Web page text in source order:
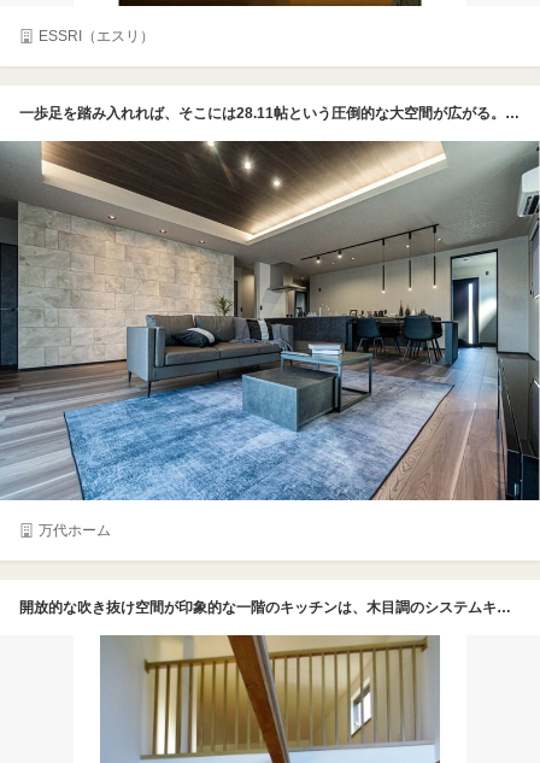
ESSRI（エスリ）
一歩足を踏み入れれば、そこには28.11帖という圧倒的な大空間が広がる。2×4工法が可能にした柱のない大スパンのLDKは、まさにこの邸宅の象徴である。見上げれば、木目調の折り上げ天井に柔らかなダウンライトが灯り、空間に奥行きと心地よい安らぎを与えている。壁一面に施されたエコカラットのアクセントは、光の陰影によってその表情を変え、室内に気品漂う深みを演出。ダークトーンで統一された気高くモダンなインテリアが、日常を極上のひとときへと変える。細部にまで美意識が宿る、ホテルライクな暮らしを象徴するリビングである。
万代ホーム
開放的な吹き抜け空間が印象的な一階のキッチンは、木目調のシステムキッチンと白を基調とした内装が調和し、温かみと清潔感を両立している 天井にはダウンライトが配され、機能性とデザイン性を兼ね備えた縦すべり出し窓からは自然光が差し込む 上部には開放感のあるロフトが設けられ、木製の梁と手すりがアクセントとなり、空間に奥行きとリズムを与えている 限られたスペースを有効活用し、機能的で心地よい暮らしを叶える、デザイン性の高い住まいである